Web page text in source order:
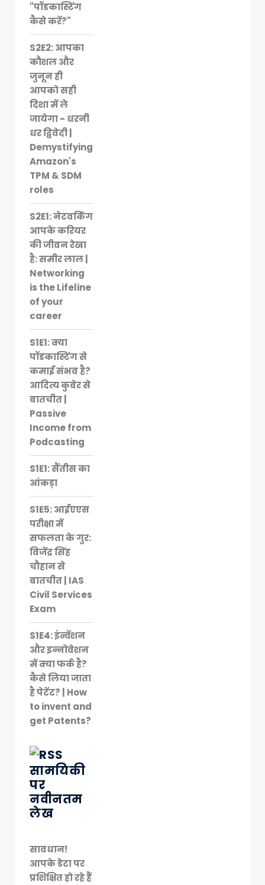
"पॉडकास्टिंग
कैसे करें?"
S2E2: आपका
कौशल और
जुनून ही
आपको सही
दिशा में ले
जायेगा - धरनी
धर द्विवेदी |
Demystifying
Amazon's
TPM & SDM
roles
S2E1: नेटवर्किंग
आपके करियर
की जीवन रेखा
है: समीर लाल |
Networking
is the Lifeline
of your
career
S1E1: क्या
पॉडकास्टिंग से
कमाई संभव है?
आदित्य कुबेर से
बातचीत |
Passive
Income from
Podcasting
S1E1: सैंतीस का
आंकड़ा
S1E5: आईएएस
परीक्षा में
सफलता के गुर:
विजेंद्र सिंह
चौहान से
बातचीत | IAS
Civil Services
Exam
S1E4: इंन्वेंशन
और इन्नोवेशन
में क्या फर्क है?
कैसे लिया जाता
है पेटेंट? | How
to invent and
get Patents?
सामयिकी
पर
नवीनतम
लेख
सावधान!
आपके डेटा पर
प्रशिक्षित हो रहे हैं